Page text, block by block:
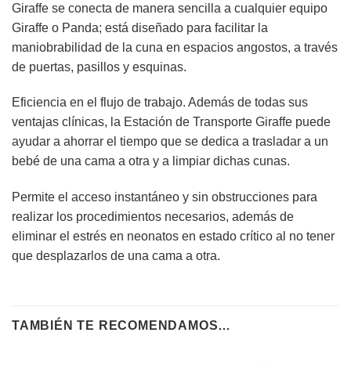
Giraffe se conecta de manera sencilla a cualquier equipo
Giraffe o Panda; está diseñado para facilitar la
maniobrabilidad de la cuna en espacios angostos, a través
de puertas, pasillos y esquinas.
Eficiencia en el flujo de trabajo. Además de todas sus
ventajas clínicas, la Estación de Transporte Giraffe puede
ayudar a ahorrar el tiempo que se dedica a trasladar a un
bebé de una cama a otra y a limpiar dichas cunas.
Permite el acceso instantáneo y sin obstrucciones para
realizar los procedimientos necesarios, además de
eliminar el estrés en neonatos en estado crítico al no tener
que desplazarlos de una cama a otra.
TAMBIÉN TE RECOMENDAMOS…